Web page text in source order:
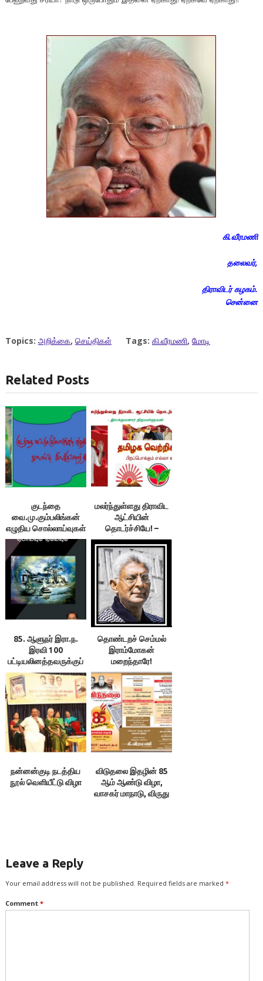
கி.வீரமணி
தலைவர்,
திராவிடர் கழகம்.
சென்னை
Topics: அறிக்கை, செய்திகள் Tags: கி.வீரமணி, மோடி
Related Posts
குடந்தை
வை.மு.கும்பலிங்கன்
எழுதிய சொல்லாய்வுகள்
– நூலாய்வு: 1.
இலக்குவனார்
திருவள்ளுவன்
மலர்ந்துள்ளது திராவிட
ஆட்சியின்
தொடர்ச்சியே! –
இலக்குவனார்
திருவள்ளுவன்
85. ஆளுநர் இரா.ந.
இரவி 100
பட்டியலினத்தவருக்குப்
பூணூல்
அணிவித்ததைப்
புரட்சியாகக்
கூறுகிறாரே!
தொண்டறச் செம்மல்
இராம்மோகன்
மறைந்தாரே!
நன்னன்குடி நடத்திய
நூல் வெளியீட்டு விழா
விடுதலை இதழின் 85
ஆம் ஆண்டு விழா,
வாசகர் மாநாடு, விருது
Leave a Reply
Your email address will not be published. Required fields are marked *
Comment *